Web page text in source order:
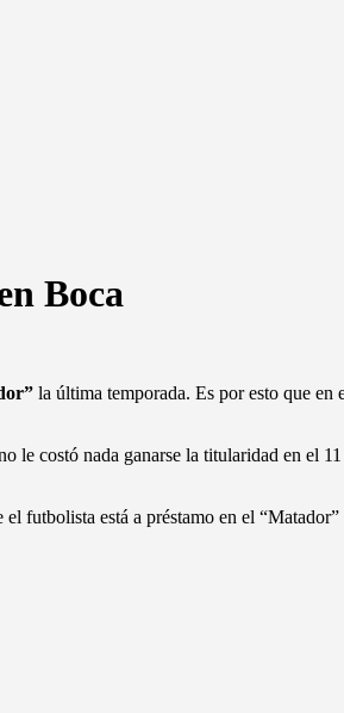
Boca
la última temporada. Es por esto que en
le costó nada ganarse la titularidad en el
futbolista está a préstamo en el